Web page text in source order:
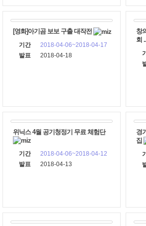
[영화]아기곰 보보 구출 대작전
기간
2018-04-06~2018-04-17
발표
2018-04-18
창
회
위닉스 4월 공기청정기 무료 체험단
기간
2018-04-06~2018-04-12
발표
2018-04-13
경
집